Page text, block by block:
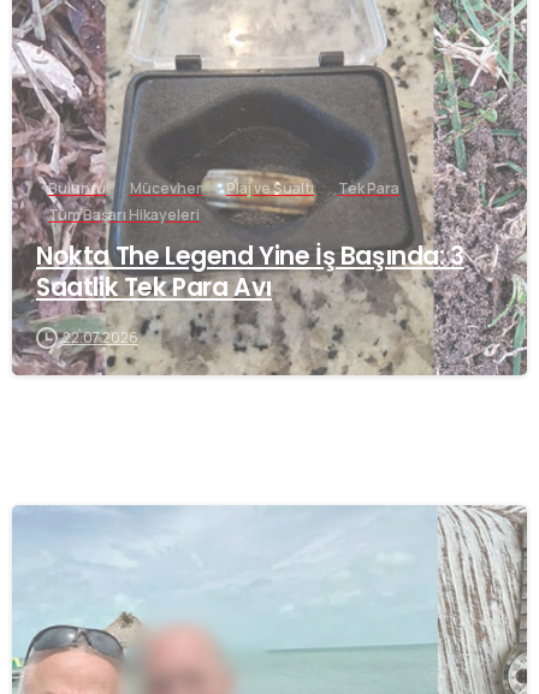
Buluntu Mücevher Plaj ve Sualtı
Tek Para
Tüm Başarı Hikayeleri
Nokta The Legend Yine İş Başında: 3
Saatlik Tek Para Avı
22.07.2026
-